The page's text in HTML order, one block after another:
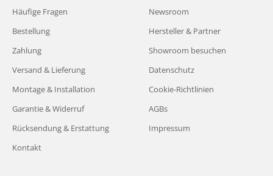
Häufige Fragen
Bestellung
Zahlung
Versand & Lieferung
Montage & Installation
Garantie & Widerruf
Rücksendung & Erstattung
Kontakt
Newsroom
Hersteller & Partner
Showroom besuchen
Datenschutz
Cookie-Richtlinien
AGBs
Impressum